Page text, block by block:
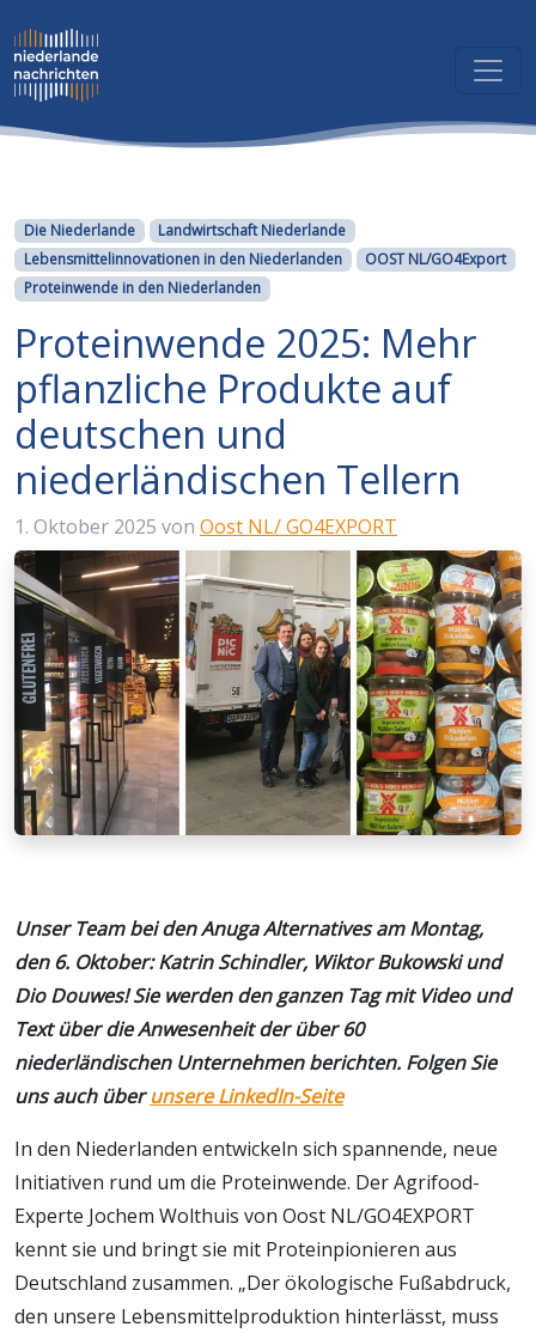
Kategorien
Die Niederlande
Landwirtschaft Niederlande
Lebensmittelinnovationen in den Niederlanden
OOST NL/GO4Export
Proteinwende in den Niederlanden
Proteinwende 2025: Mehr
pflanzliche Produkte auf
deutschen und
niederländischen Tellern
1. Oktober 2025 von Oost NL/ GO4EXPORT
Unser Team bei den Anuga Alternatives am Montag,
den 6. Oktober: Katrin Schindler, Wiktor Bukowski und
Dio Douwes! Sie werden den ganzen Tag mit Video und
Text über die Anwesenheit der über 60
niederländischen Unternehmen berichten. Folgen Sie
uns auch überunsere LinkedIn-Seite
In den Niederlanden entwickeln sich spannende, neue
Initiativen rund um die Proteinwende. Der Agrifood-
Experte Jochem Wolthuis von Oost NL/GO4EXPORT
kennt sie und bringt sie mit Proteinpionieren aus
Deutschland zusammen. „Der ökologische Fußabdruck,
den unsere Lebensmittelproduktion hinterlässt, muss